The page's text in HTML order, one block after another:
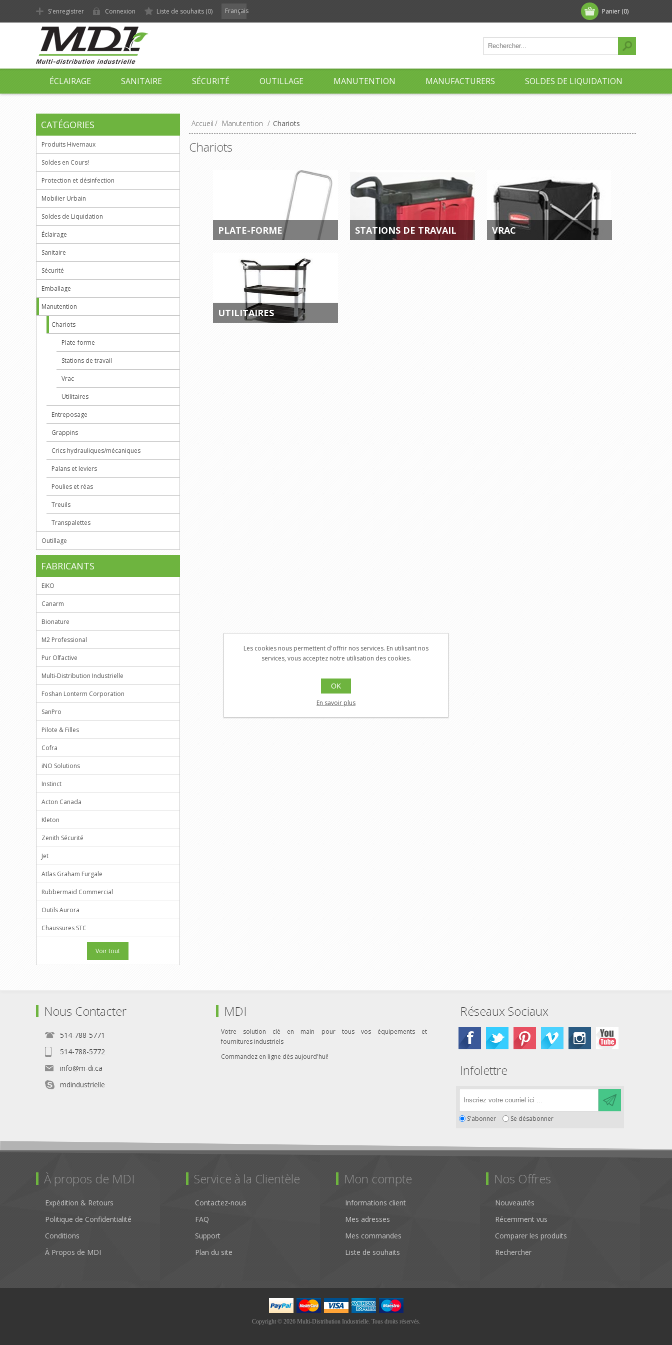
Panier (0)
S'enregistrer Connexion Liste de souhaits (0) Français
ÉCLAIRAGE SANITAIRE SÉCURITÉ OUTILLAGE MANUTENTION MANUFACTURERS SOLDES DE LIQUIDATION
Accueil / Manutention / Chariots
Chariots
PLATE-FORME STATIONS DE TRAVAIL VRAC
UTILITAIRES
CATÉGORIES
Produits Hivernaux
Soldes en Cours!
Protection et désinfection
Mobilier Urbain
Soldes de Liquidation
Éclairage
Sanitaire
Sécurité
Emballage
Manutention
Chariots
Plate-forme
Stations de travail
Vrac
Utilitaires
Entreposage
Grappins
Crics hydrauliques/mécaniques
Palans et leviers
Poulies et réas
Treuils
Transpalettes
Outillage
FABRICANTS
EiKO
Canarm
Bionature
M2 Professional
Pur Olfactive
Multi-Distribution Industrielle
Foshan Lonterm Corporation
SanPro
Pilote & Filles
Cofra
iNO Solutions
Instinct
Acton Canada
Kleton
Zenith Sécurité
Jet
Atlas Graham Furgale
Rubbermaid Commercial
Outils Aurora
Chaussures STC
Voir tout
Nous Contacter
514-788-5771
514-788-5772
info@m-di.ca
mdindustrielle
MDI
Votre solution clé en main pour tous vos équipements et
fournitures industriels
Commandez en ligne dès aujourd'hui!
Réseaux Sociaux
Infolettre
S'abonner Se désabonner
À propos de MDI
Expédition & Retours
Politique de Confidentialité
Conditions
À Propos de MDI
Service à la Clientèle
Contactez-nous
FAQ
Support
Plan du site
Mon compte
Informations client
Mes adresses
Mes commandes
Liste de souhaits
Nos Offres
Nouveautés
Récemment vus
Comparer les produits
Rechercher
Copyright © 2026 Multi-Distribution Industrielle. Tous droits réservés.
Les cookies nous permettent d'offrir nos services. En utilisant nos
services, vous acceptez notre utilisation des cookies.
OK
En savoir plus